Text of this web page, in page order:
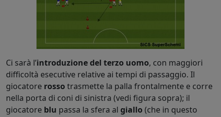
Ci sarà l’introduzione del terzo uomo, con maggiori
difficoltà esecutive relative ai tempi di passaggio. Il
giocatore rosso trasmette la palla frontalmente e corre
nella porta di coni di sinistra (vedi figura sopra); il
giocatore blu passa la sfera al giallo (che in questo